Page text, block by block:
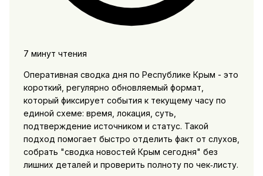
7 минут чтения
Оперативная сводка дня по Республике Крым - это
короткий, регулярно обновляемый формат,
который фиксирует события к текущему часу по
единой схеме: время, локация, суть,
подтверждение источником и статус. Такой
подход помогает быстро отделить факт от слухов,
собрать "сводка новостей Крым сегодня" без
лишних деталей и проверить полноту по чек‑листу.